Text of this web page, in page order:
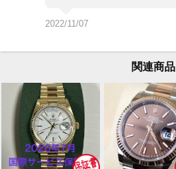
承ります。
等にご依頼ください。
2022/11/07
関連商品